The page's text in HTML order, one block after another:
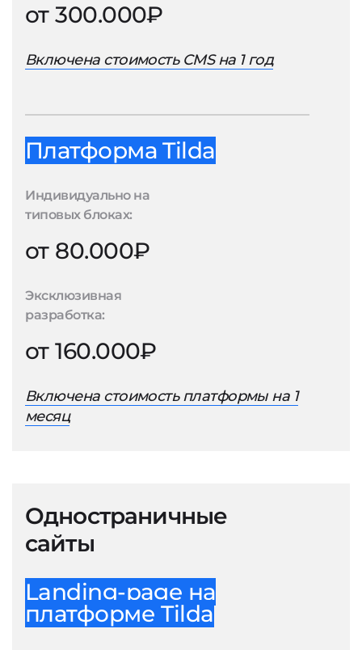
от 300.000₽
Включена стоимость CMS на 1 год
Платформа Tilda
Индивидуально на
типовых блоках:
от 80.000₽
Эксклюзивная
разработка:
от 160.000₽
Включена стоимость платформы на 1
месяц
Одностраничные
сайты
Landing-page на
платформе Tilda